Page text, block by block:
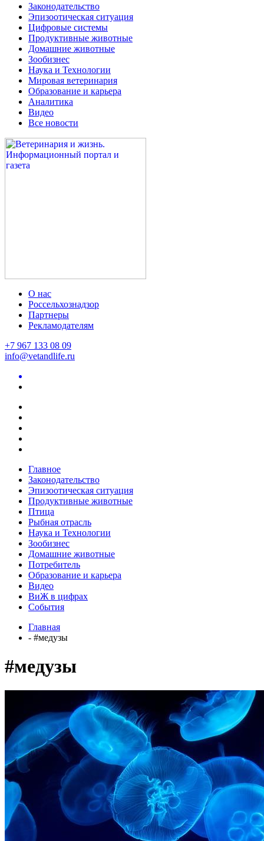
Законодательство
Эпизоотическая ситуация
Цифровые системы
Продуктивные животные
Домашние животные
Зообизнес
Наука и Технологии
Мировая ветеринария
Образование и карьера
Аналитика
Видео
Все новости
О нас
Россельхознадзор
Партнеры
Рекламодателям
+7 967 133 08 09
info@vetandlife.ru
Главное
Законодательство
Эпизоотическая ситуация
Продуктивные животные
Птица
Рыбная отрасль
Наука и Технологии
Зообизнес
Домашние животные
Потребитель
Образование и карьера
Видео
ВиЖ в цифрах
События
Главная
- #медузы
#медузы